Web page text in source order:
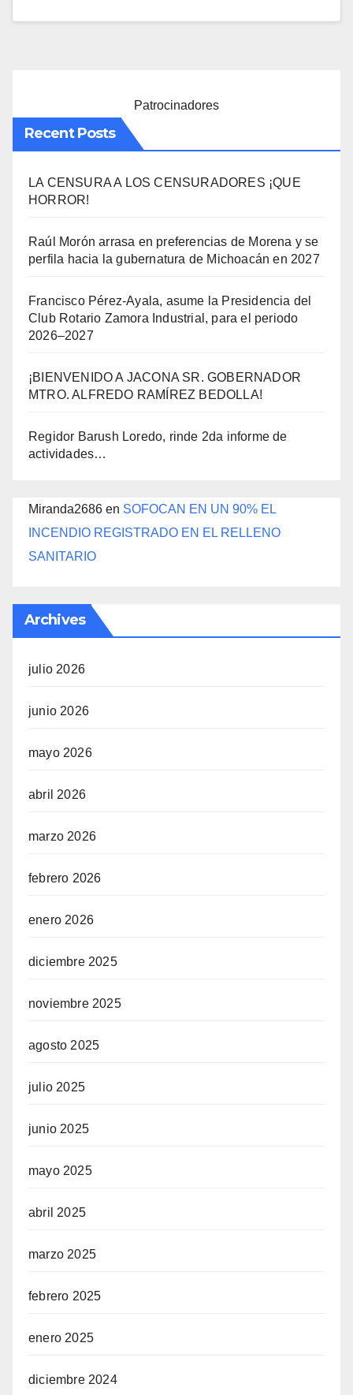
Patrocinadores
Recent Posts
LA CENSURA A LOS CENSURADORES ¡QUE
HORROR!
Raúl Morón arrasa en preferencias de Morena y se
perfila hacia la gubernatura de Michoacán en 2027
Francisco Pérez-Ayala, asume la Presidencia del
Club Rotario Zamora Industrial, para el periodo
2026–2027
¡BIENVENIDO A JACONA SR. GOBERNADOR
MTRO. ALFREDO RAMÍREZ BEDOLLA!
Regidor Barush Loredo, rinde 2da informe de
actividades…
Miranda2686 en SOFOCAN EN UN 90% EL
INCENDIO REGISTRADO EN EL RELLENO
SANITARIO
Archives
julio 2026
junio 2026
mayo 2026
abril 2026
marzo 2026
febrero 2026
enero 2026
diciembre 2025
noviembre 2025
agosto 2025
julio 2025
junio 2025
mayo 2025
abril 2025
marzo 2025
febrero 2025
enero 2025
diciembre 2024